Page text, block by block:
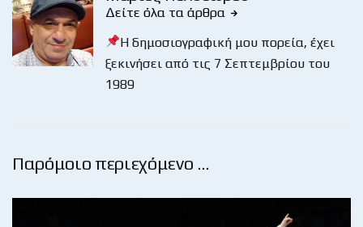
Δείτε όλα τα άρθρα
Η δημοσιογραφική μου πορεία, έχει
ξεκινήσει από τις 7 Σεπτεμβρίου του
1989
Παρόμοιο περιεχόμενο …